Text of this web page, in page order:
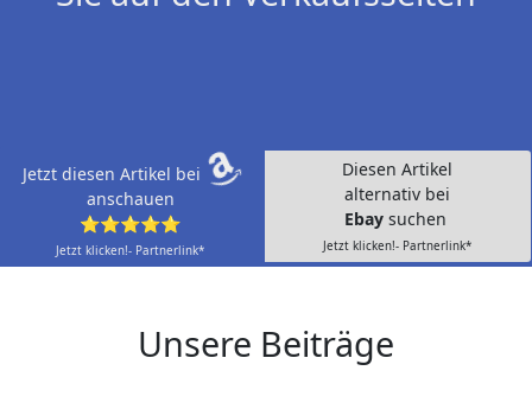
Jetzt diesen Artikel bei
anschauen
⭐⭐⭐⭐⭐
Jetzt klicken!- Partnerlink*
Diesen Artikel
alternativ bei
Ebay suchen
Jetzt klicken!- Partnerlink*
Unsere Beiträge